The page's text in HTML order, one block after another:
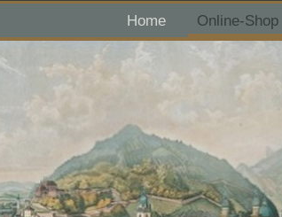
Home Online-Shop
RAIBA - Flachgau Mitte - IBAN